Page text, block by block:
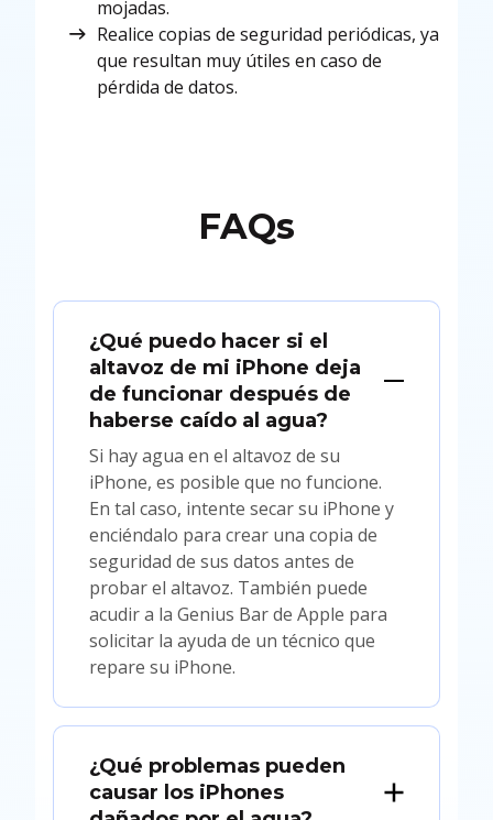
mojadas.
Realice copias de seguridad periódicas, ya
que resultan muy útiles en caso de
pérdida de datos.
FAQs
¿Qué puedo hacer si el
altavoz de mi iPhone deja
de funcionar después de
haberse caído al agua?
Si hay agua en el altavoz de su
iPhone, es posible que no funcione.
En tal caso, intente secar su iPhone y
enciéndalo para crear una copia de
seguridad de sus datos antes de
probar el altavoz. También puede
acudir a la Genius Bar de Apple para
solicitar la ayuda de un técnico que
repare su iPhone.
¿Qué problemas pueden
causar los iPhones